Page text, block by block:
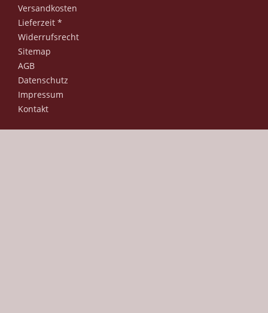
Versandkosten
Lieferzeit *
Widerrufsrecht
Sitemap
AGB
Datenschutz
Impressum
Kontakt